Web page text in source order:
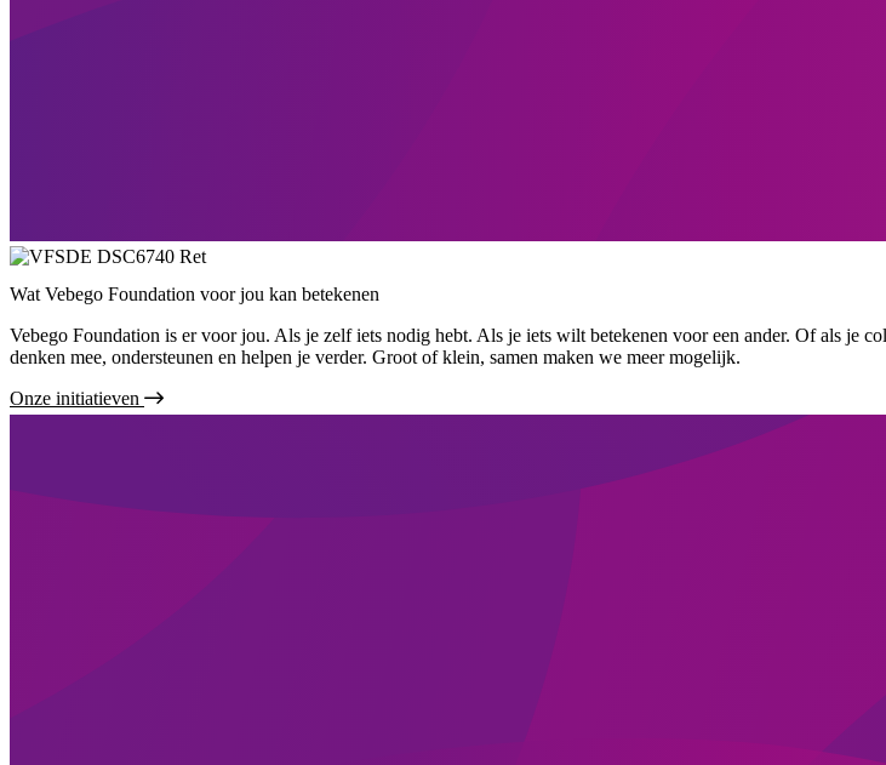
Wat Vebego Foundation voor jou kan betekenen
Vebego Foundation is er voor jou. Als je zelf iets nodig hebt. Als je iets wilt betekenen voor een ander. Of als je
denken mee, ondersteunen en helpen je verder. Groot of klein, samen maken we meer mogelijk.
Onze initiatieven